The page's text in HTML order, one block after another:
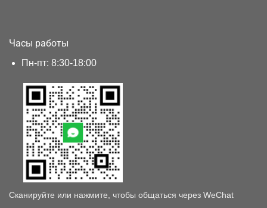
Часы работы
Пн-пт: 8:30-18:00
Сканируйте или нажмите, чтобы общаться через WeChat